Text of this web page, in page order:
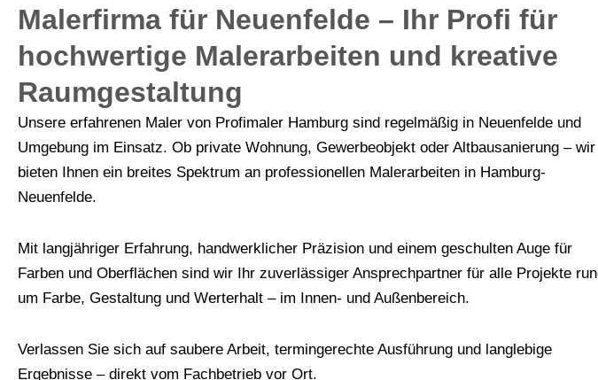
Malerfirma für Neuenfelde – Ihr Profi für
hochwertige Malerarbeiten und kreative
Raumgestaltung
Unsere erfahrenen Maler von Profimaler Hamburg sind regelmäßig in Neuenfelde und
Umgebung im Einsatz. Ob private Wohnung, Gewerbeobjekt oder Altbausanierung – wir
bieten Ihnen ein breites Spektrum an professionellen Malerarbeiten in Hamburg-
Neuenfelde.
Mit langjähriger Erfahrung, handwerklicher Präzision und einem geschulten Auge für
Farben und Oberflächen sind wir Ihr zuverlässiger Ansprechpartner für alle Projekte
um Farbe, Gestaltung und Werterhalt – im Innen- und Außenbereich.
Verlassen Sie sich auf saubere Arbeit, termingerechte Ausführung und langlebige
Ergebnisse – direkt vom Fachbetrieb vor Ort.